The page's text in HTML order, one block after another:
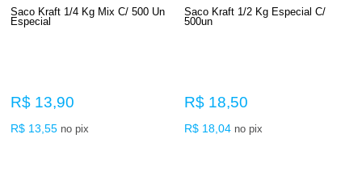
Saco Kraft 1/4 Kg Mix C/ 500 Un
Especial
R$ 13,90
R$ 13,55 no pix
Saco Kraft 1/2 Kg Especial C/
500un
R$ 18,50
R$ 18,04 no pix